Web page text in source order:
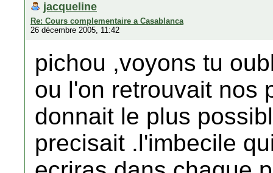
jacqueline
Re: Cours complementaire a Casablanca
26 décembre 2005, 11:42
pichou ,voyons tu
ou l'on retrouvait nos
donnait le plus
precisait .l'imbecile